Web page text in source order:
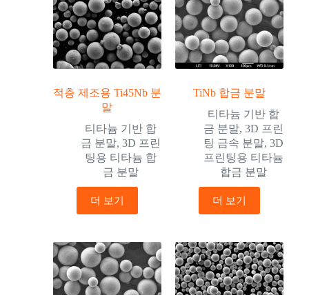
적층 제조용 Ti45Nb 분
말
티타늄 기반 합
금 분말,3D 프린
팅용 티타늄 합
금 분말
더 보기
TiNb 합금 분말
티타늄 기반 합
금 분말, 3D 프린
팅 금속 분말, 3D
프린팅용 티타늄
합금 분말
더 보기